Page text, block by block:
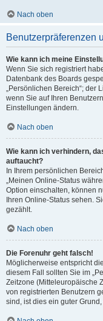
Nach oben
Benutzerpräferenzen
Wie kann ich meine
Wenn Sie sich registriert
Datenbank des Boards
„Persönlichen Bereich“; der
wenn Sie auf Ihren
Einstellungen ändern.
Nach oben
Wie kann ich verhindern,
auftaucht?
In Ihrem persönlichen
„Meinen Online-Status
Option einschalten, können
Ihren Online-Status sehen.
gezählt.
Nach oben
Die Forenuhr geht falsch!
Möglicherweise entspricht
diesem Fall sollten Sie im
Zeitzone (Mitteleuropäische
von registrierten Benutzern
sind, ist dies ein guter